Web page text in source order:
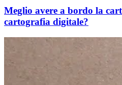
Meglio avere a bordo la
cartografia digitale?